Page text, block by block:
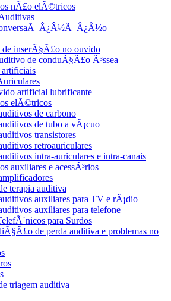
nÃ£o elÃ©tricos
inserÃ§Ã£o no ouvido
de conduÃ§Ã£o Ã³ssea
artificial lubrificante
elÃ©tricos
de carbono
de tubo a vÃ¡cuo
transistores
retroauriculares
intra-auriculares e intra-canais
auxiliares e acessÃ³rios
terapia auditiva
auxiliares para TV e rÃ¡dio
auxiliares para telefone
para Surdos
de perda auditiva e problemas no
triagem auditiva